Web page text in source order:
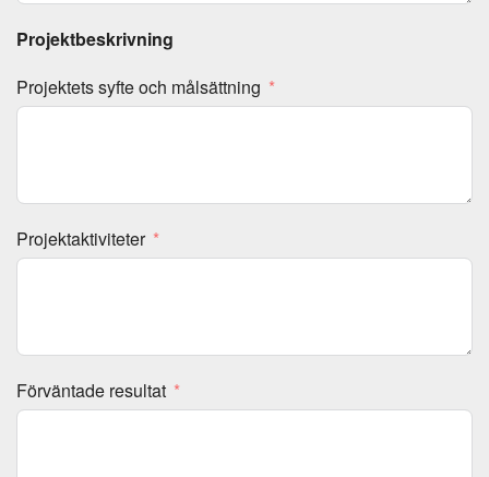
Projektbeskrivning
Projektets syfte och målsättning
Projektaktiviteter
Förväntade resultat